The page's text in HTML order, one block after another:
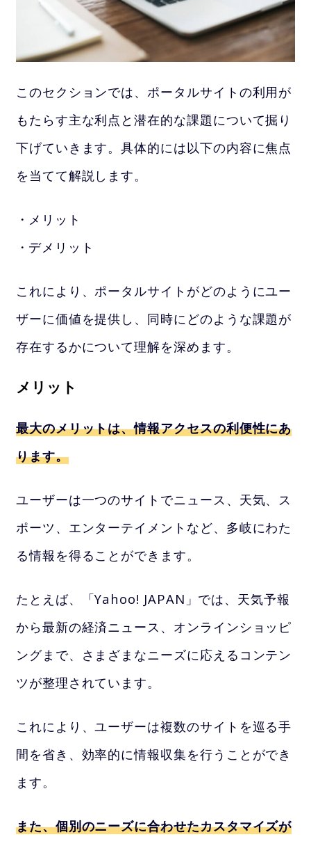
このセクションでは、ポータルサイトの利用が
もたらす主な利点と潜在的な課題について掘り
下げていきます。具体的には以下の内容に焦点
を当てて解説します。
メリット
デメリット
これにより、ポータルサイトがどのようにユー
ザーに価値を提供し、同時にどのような課題が
存在するかについて理解を深めます。
メリット
最大のメリットは、情報アクセスの利便性にあ
ります。
ユーザーは一つのサイトでニュース、天気、ス
ポーツ、エンターテイメントなど、多岐にわた
る情報を得ることができます。
たとえば、「Yahoo! JAPAN」では、天気予報
から最新の経済ニュース、オンラインショッピ
ングまで、さまざまなニーズに応えるコンテン
ツが整理されています。
これにより、ユーザーは複数のサイトを巡る手
間を省き、効率的に情報収集を行うことができ
ます。
また、個別のニーズに合わせたカスタマイズが